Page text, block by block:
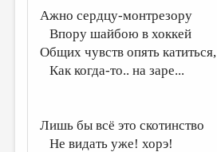
КНИЖНАЯ ПОЛКА
ОБЗОР ЛИТЕРАТУРЫ
СТРАНИЦЫ ПАМЯТИ
Ажно сердцу-монтрезору
Впору шайбою в хоккей
Общих чувств опять катиться,
Как когда-то.. на заре...
Лишь бы всё это скотинство
Не видать уже! хорэ!